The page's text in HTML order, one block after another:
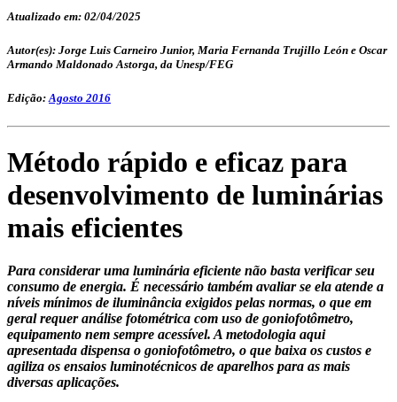
Atualizado em: 02/04/2025
Autor(es): Jorge Luis Carneiro Junior, Maria Fernanda Trujillo León e Oscar
Armando Maldonado Astorga, da Unesp/FEG
Edição:Agosto 2016
Método rápido e eficaz para
desenvolvimento de luminárias
mais eficientes
Para considerar uma luminária eficiente não basta verificar seu
consumo de energia. É necessário também avaliar se ela atende a
níveis mínimos de iluminância exigidos pelas normas, o que em
geral requer análise fotométrica com uso de goniofotômetro,
equipamento nem sempre acessível. A metodologia aqui
apresentada dispensa o goniofotômetro, o que baixa os custos e
agiliza os ensaios luminotécnicos de aparelhos para as mais
diversas aplicações.